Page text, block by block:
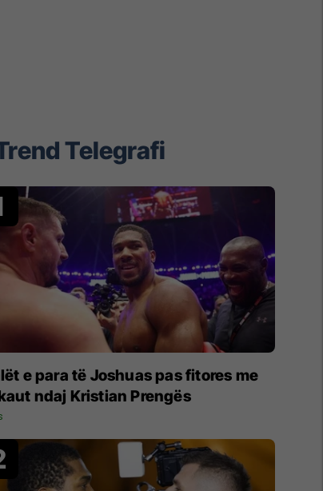
Telegrafi
e para të Joshuas pas fitores me
ndaj Kristian Prengës